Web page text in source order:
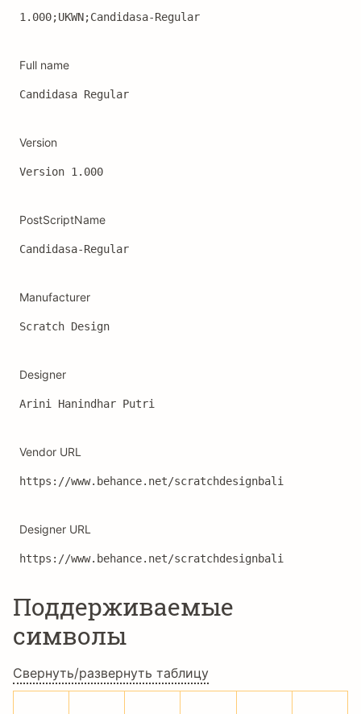
1.000;UKWN;Candidasa-Regular
Full name
Candidasa Regular
Version
Version 1.000
PostScriptName
Candidasa-Regular
Manufacturer
Scratch Design
Designer
Arini Hanindhar Putri
Vendor URL
https://www.behance.net/scratchdesignbali
Designer URL
https://www.behance.net/scratchdesignbali
Поддерживаемые
символы
Свернуть/развернуть таблицу